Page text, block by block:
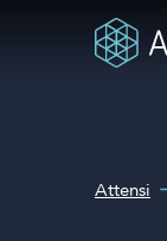
med?
Attensi